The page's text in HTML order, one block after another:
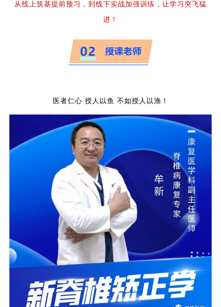
从线上筑基提前预习，到线下实战加强训练，让学习突飞猛
进！
医者仁心 授人以鱼 不如授人以渔！